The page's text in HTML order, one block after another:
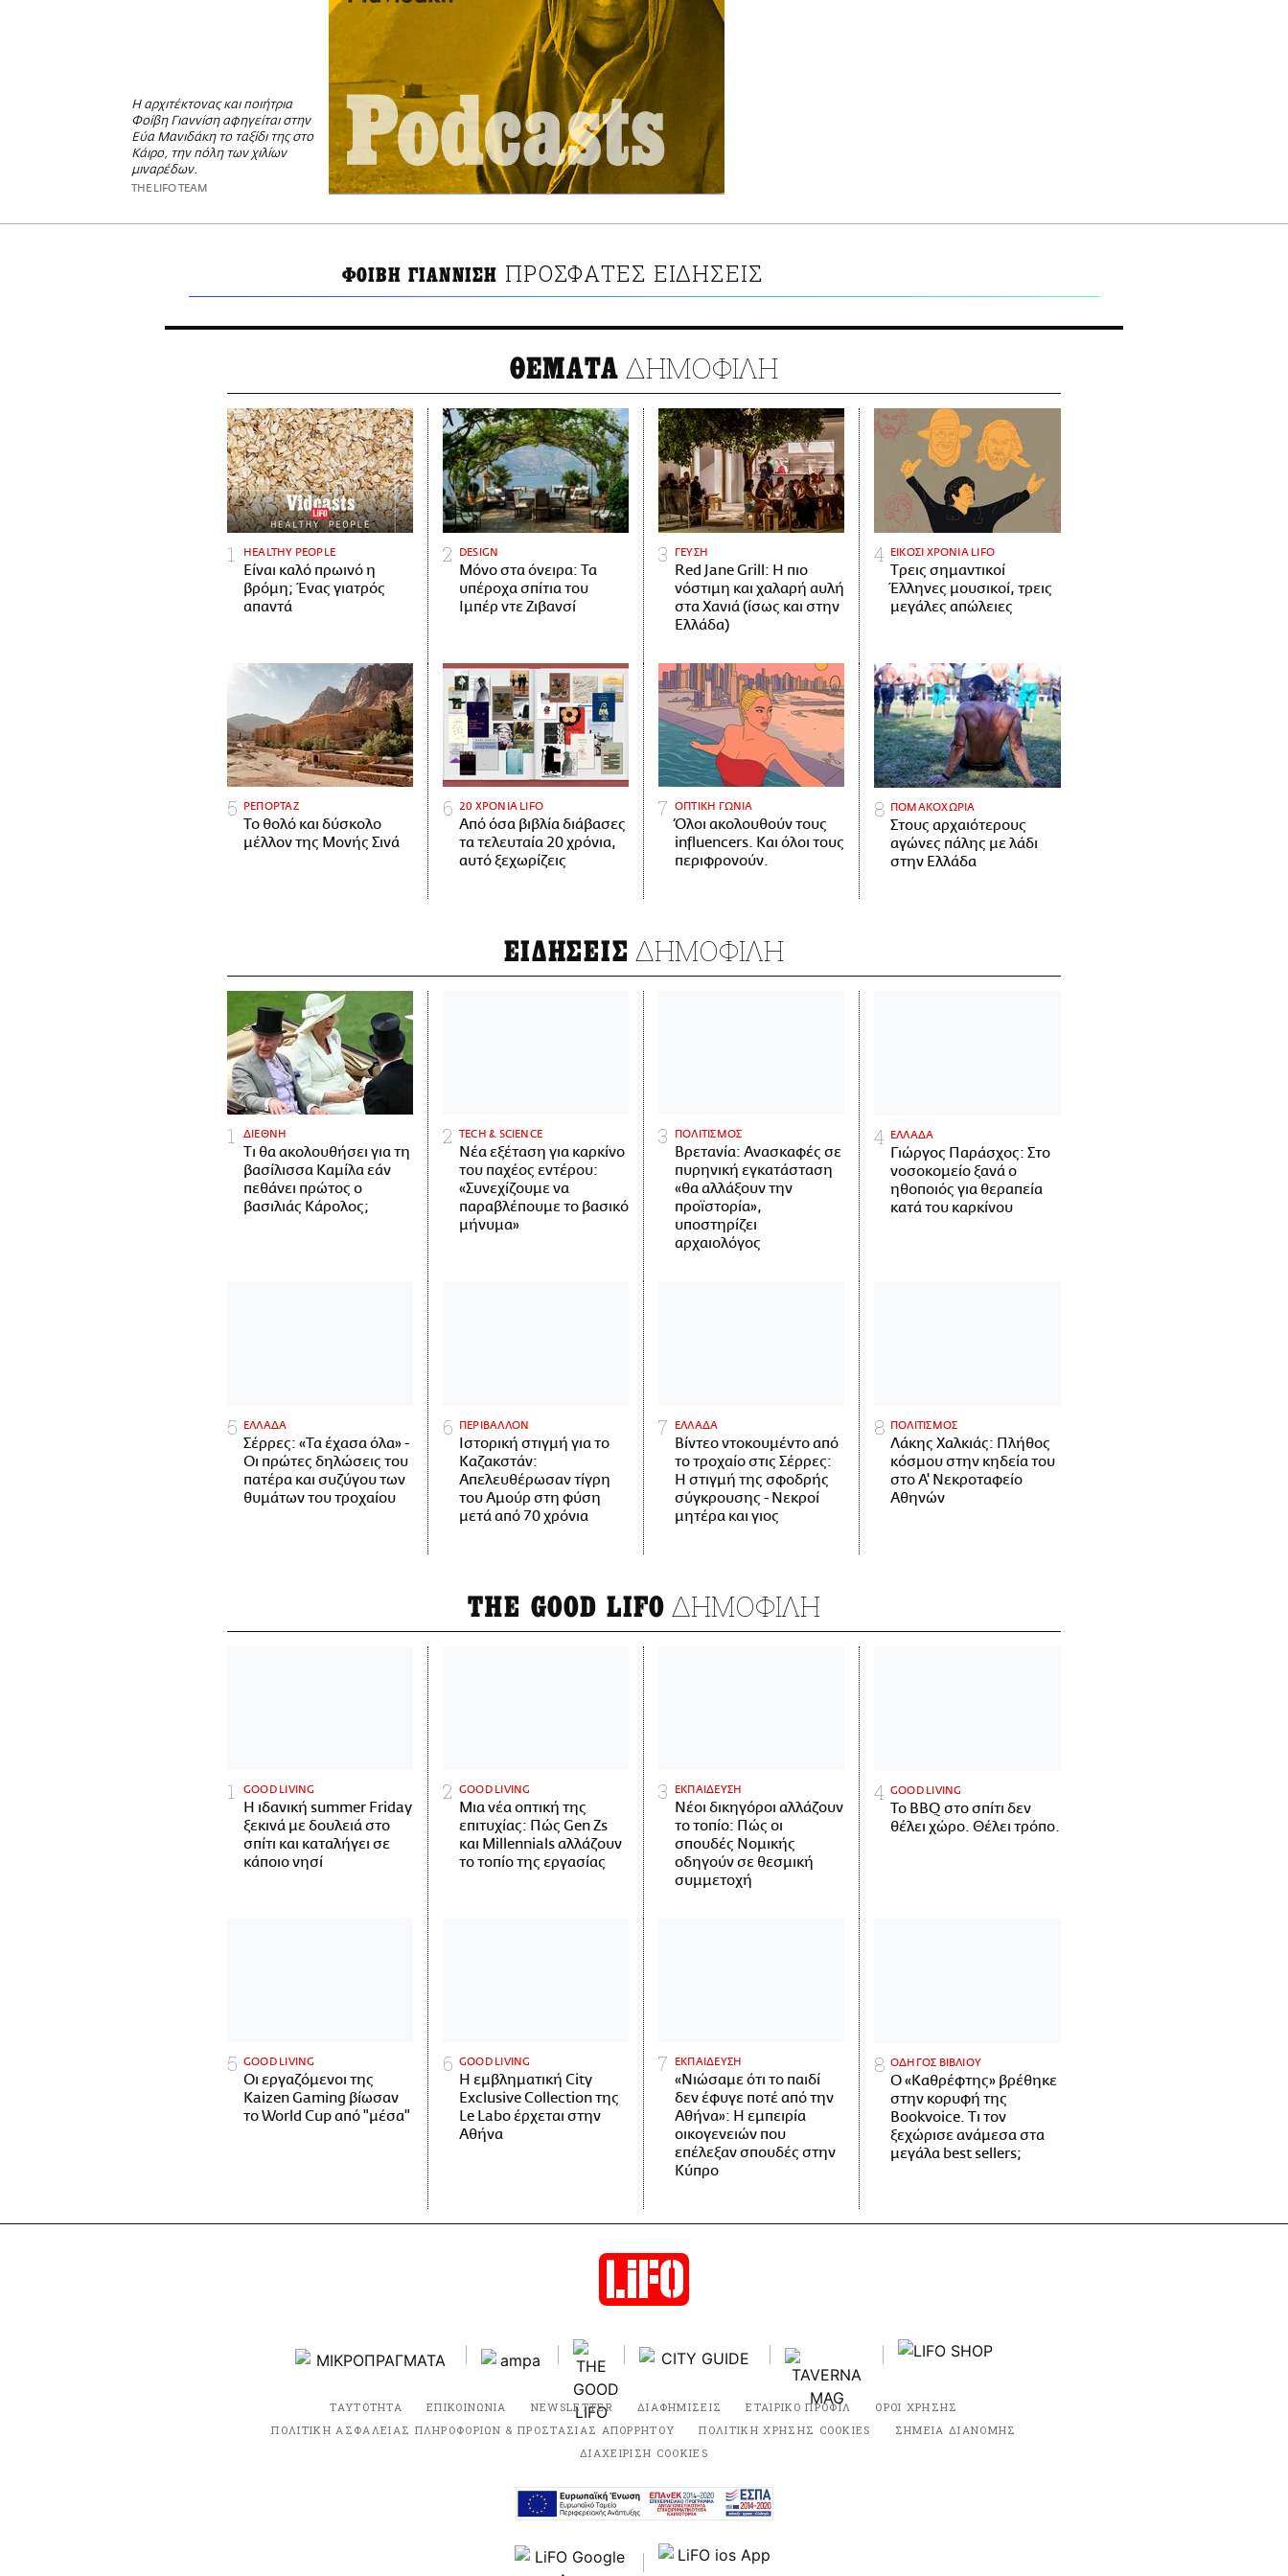
Η αρχιτέκτονας και ποιήτρια
Φοίβη Γιαννίση αφηγείται στην
Εύα Μανιδάκη το ταξίδι της στο
Κάιρο, την πόλη των χιλίων
μιναρέδων.
THE LIFO TEAM
ΦΟΙΒΗ ΓΙΑΝΝΙΣΗ ΠΡΟΣΦΑΤΕΣ ΕΙΔΗΣΕΙΣ
ΘΕΜΑΤΑ ΔΗΜΟΦΙΛΗ
HEALTHY PEOPLE
Είναι καλό πρωινό η
βρόμη; Ένας γιατρός
απαντά
DESIGN
Μόνο στα όνειρα: Τα
υπέροχα σπίτια του
Ιμπέρ ντε Ζιβανσί
ΓΕΥΣΗ
Red Jane Grill: Η πιο
νόστιμη και χαλαρή αυλή
στα Χανιά (ίσως και στην
Ελλάδα)
ΕΙΚΟΣΙ ΧΡΟΝΙΑ LIFO
Tρεις σημαντικοί
Έλληνες μουσικοί, τρεις
μεγάλες απώλειες
ΡΕΠΟΡΤΑΖ
Το θολό και δύσκολο
μέλλον της Μονής Σινά
20 ΧΡΟΝΙΑ LIFO
Από όσα βιβλία διάβασες
τα τελευταία 20 χρόνια,
αυτό ξεχωρίζεις
ΟΠΤΙΚΗ ΓΩΝΙΑ
Όλοι ακολουθούν τους
influencers. Και όλοι τους
περιφρονούν.
ΠΟΜΑΚΟΧΩΡΙΑ
Στους αρχαιότερους
αγώνες πάλης με λάδι
στην Ελλάδα
ΕΙΔΗΣΕΙΣ ΔΗΜΟΦΙΛΗ
ΔΙΕΘΝΗ
Τι θα ακολουθήσει για τη
βασίλισσα Καμίλα εάν
πεθάνει πρώτος ο
βασιλιάς Κάρολος;
ΤECH & SCIENCE
Νέα εξέταση για καρκίνο
του παχέος εντέρου:
«Συνεχίζουμε να
παραβλέπουμε το βασικό
μήνυμα»
ΠΟΛΙΤΙΣΜΟΣ
Βρετανία: Ανασκαφές σε
πυρηνική εγκατάσταση
«θα αλλάξουν την
προϊστορία»,
υποστηρίζει
αρχαιολόγος
ΕΛΛΑΔΑ
Γιώργος Παράσχος: Στο
νοσοκομείο ξανά ο
ηθοποιός για θεραπεία
κατά του καρκίνου
ΕΛΛΑΔΑ
Σέρρες: «Τα έχασα όλα» -
Οι πρώτες δηλώσεις του
πατέρα και συζύγου των
θυμάτων του τροχαίου
ΠΕΡΙΒΑΛΛΟΝ
Ιστορική στιγμή για το
Καζακστάν:
Απελευθέρωσαν τίγρη
του Αμούρ στη φύση
μετά από 70 χρόνια
ΕΛΛΑΔΑ
Βίντεο ντοκουμέντο από
το τροχαίο στις Σέρρες:
Η στιγμή της σφοδρής
σύγκρουσης - Νεκροί
μητέρα και γιος
ΠΟΛΙΤΙΣΜΟΣ
Λάκης Χαλκιάς: Πλήθος
κόσμου στην κηδεία του
στο Α' Νεκροταφείο
Αθηνών
THE GOOD LIFO ΔΗΜΟΦΙΛΗ
GOOD LIVING
Η ιδανική summer Friday
ξεκινά με δουλειά στο
σπίτι και καταλήγει σε
κάποιο νησί
GOOD LIVING
Μια νέα οπτική της
επιτυχίας: Πώς Gen Zs
και Millennials αλλάζουν
το τοπίο της εργασίας
ΕΚΠΑΙΔΕΥΣΗ
Νέοι δικηγόροι αλλάζουν
το τοπίο: Πώς οι
σπουδές Νομικής
οδηγούν σε θεσμική
συμμετοχή
GOOD LIVING
Το BBQ στο σπίτι δεν
θέλει χώρο. Θέλει τρόπο.
GOOD LIVING
Οι εργαζόμενοι της
Kaizen Gaming βίωσαν
το World Cup από "μέσα"
GOOD LIVING
Η εμβληματική City
Exclusive Collection της
Le Labo έρχεται στην
Αθήνα
ΕΚΠΑΙΔΕΥΣΗ
«Νιώσαμε ότι το παιδί
δεν έφυγε ποτέ από την
Αθήνα»: Η εμπειρία
οικογενειών που
επέλεξαν σπουδές στην
Κύπρο
ΟΔΗΓΟΣ ΒΙΒΛΙΟΥ
Ο «Καθρέφτης» βρέθηκε
στην κορυφή της
Bookvoice. Τι τον
ξεχώρισε ανάμεσα στα
μεγάλα best sellers;
ΤΑΥΤΟΤΗΤΑ ΕΠΙΚΟΙΝΩΝΙΑ NEWSLETTER ΔΙΑΦΗΜΙΣΕΙΣ ΕΤΑΙΡΙΚΟ ΠΡΟΦΙΛ
ΟΡΟΙ ΧΡΗΣΗΣ
ΠΟΛΙΤΙΚΗ ΑΣΦΑΛΕΙΑΣ ΠΛΗΡΟΦΟΡΙΩΝ & ΠΡΟΣΤΑΣΙΑΣ ΑΠΟΡΡΗΤΟΥ
ΠΟΛΙΤΙΚΗ ΧΡΗΣΗΣ COOKIES
ΣΗΜΕΙΑ ΔΙΑΝΟΜΗΣ
ΔΙΑΧΕΙΡΙΣΗ COOKIES